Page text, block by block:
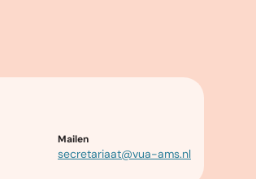
Mailen
secretariaat@vua-ams.nl